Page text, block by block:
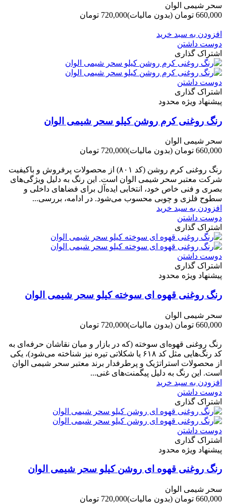
سحر شیمی الوان
660,000 تومان
(بدون مالیات)720,000 تومان
افزودن به سبد خرید
دوست داشتن
اشتراک گذاری
دوست داشتن
اشتراک گذاری
پیشنهاد ویژه محدود
رنگ روغنی کرم روشن کیلو سحر شیمی الوان
سحر شیمی الوان
660,000 تومان
(بدون مالیات)720,000 تومان
رنگ روغنی کرم روشن (کد ۸۰۱) از محصولات پرفروش و باکیفیت
شرکت‌ معتبر سحر شیمی الوان است. این رنگ به دلیل ویژگی‌های
بصری و فنی خاص خود، انتخابی ایده‌آل برای فضاهای داخلی و
سطوح فلزی و چوبی محسوب می‌شود. در ادامه، بررسی...
افزودن به سبد خرید
دوست داشتن
اشتراک گذاری
دوست داشتن
اشتراک گذاری
پیشنهاد ویژه محدود
رنگ روغنی قهوه ای سوخته کیلو سحر شیمی الوان
سحر شیمی الوان
660,000 تومان
(بدون مالیات)720,000 تومان
رنگ روغنی قهوه‌ای سوخته (که در بازار و میان نقاشان حرفه‌ای به
کد رنگ‌هایی مثل کد ۶۱۸ یا شکلاتی تیره نیز شناخته می‌شود)، یکی
از محصولات استراتژیک و پرطرفدار برند معتبر سحر شیمی الوان
است. این رنگ به دلیل پیگمنت‌های غنی...
افزودن به سبد خرید
دوست داشتن
اشتراک گذاری
دوست داشتن
اشتراک گذاری
پیشنهاد ویژه محدود
رنگ روغنی قهوه ای روشن کیلو سحر شیمی الوان
سحر شیمی الوان
660,000 تومان
(بدون مالیات)720,000 تومان